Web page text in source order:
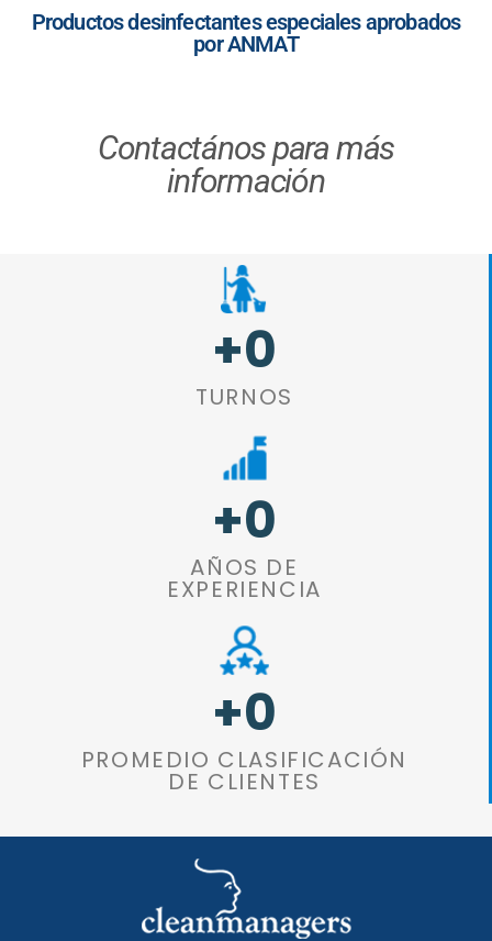
Productos desinfectantes especiales aprobados
por ANMAT
Contactános para más
información
+0
TURNOS
+0
AÑOS DE
EXPERIENCIA
+0
PROMEDIO CLASIFICACIÓN
DE CLIENTES